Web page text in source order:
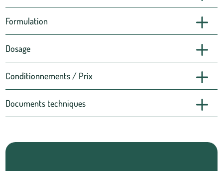
Formulation
Dosage
Conditionnements / Prix
Documents techniques